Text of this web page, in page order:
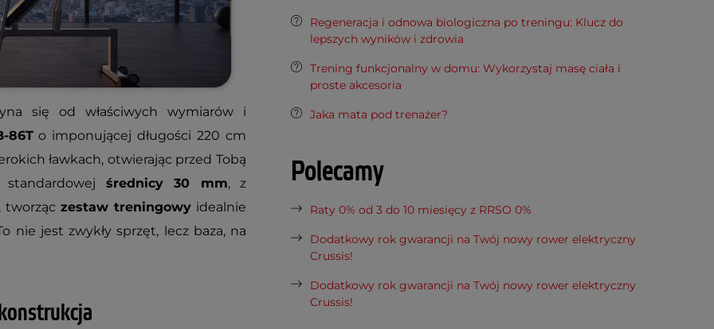
się od właściwych wymiarów i
86To imponującej długości 220 cm
ławkach, otwierając przed Tobą
średnicy 30 mm, z
tworząc zestaw treningowy idealnie
nie jest zwykły sprzęt, lecz baza, na
Regeneracja i odnowa biologiczna po treningu: Klucz do
lepszych wyników i zdrowia
Trening funkcjonalny w domu: Wykorzystaj masę ciała i
proste akcesoria
Jaka mata pod trenażer?
Polecamy
Raty 0% od 3 do 10 miesięcy z RRSO 0%
Dodatkowy rok gwarancji na Twój nowy rower elektryczny
Crussis!
Dodatkowy rok gwarancji na Twój nowy rower elektryczny
Crussis!